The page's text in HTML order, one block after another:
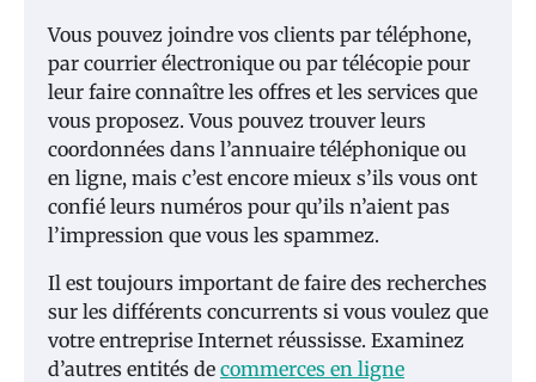
Vous pouvez joindre vos clients par téléphone,
par courrier électronique ou par télécopie pour
leur faire connaître les offres et les services que
vous proposez. Vous pouvez trouver leurs
coordonnées dans l’annuaire téléphonique ou
en ligne, mais c’est encore mieux s’ils vous ont
confié leurs numéros pour qu’ils n’aient pas
l’impression que vous les spammez.
Il est toujours important de faire des recherches
sur les différents concurrents si vous voulez que
votre entreprise Internet réussisse. Examinez
d’autres entités de commerces en ligne